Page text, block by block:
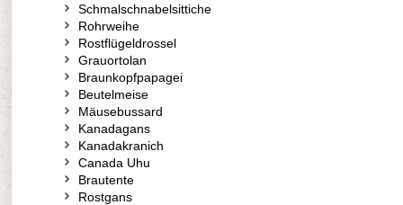
Schmalschnabelsittiche
Rohrweihe
Rostflügeldrossel
Grauortolan
Braunkopfpapagei
Beutelmeise
Mäusebussard
Kanadagans
Kanadakranich
Canada Uhu
Brautente
Rostgans